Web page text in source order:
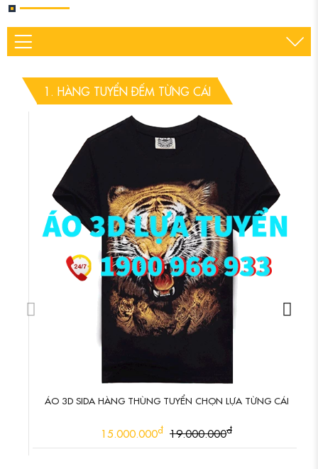
1. HÀNG TUYỂN ĐẾM TỪNG CÁI
ÁO 3D SIDA HÀNG THÙNG TUYỂN CHỌN LỰA TỪNG CÁI
15.000.000đ 19.000.000đ